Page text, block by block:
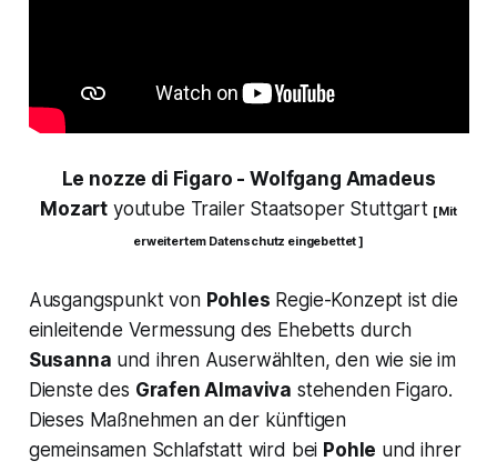
Le nozze di Figaro - Wolfgang Amadeus
Mozart youtube Trailer Staatsoper Stuttgart [ Mit
erweitertem Datenschutz eingebettet ]
Ausgangspunkt von Pohles Regie-Konzept ist die
einleitende Vermessung des Ehebetts durch
Susanna und ihren Auserwählten, den wie sie im
Dienste des Grafen Almaviva stehenden Figaro.
Dieses Maßnehmen an der künftigen
gemeinsamen Schlafstatt wird bei Pohle und ihrer